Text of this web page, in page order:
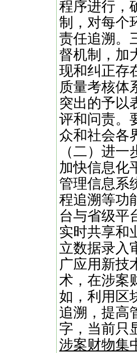
程序进行，
制，对每个
责任追溯。
督机制，加
现和纠正存
质量考核体
突出的予以
评和问责。
众和社会各
（二）进
加快信息化
管理信息系
程追溯等功
台与省级平
实时共享和
立数据录入
广应用新技
术，在涉案
如，利用区
追溯，提高
字，当前只
涉案财物集